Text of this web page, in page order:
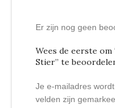
Er zijn nog geen
Wees de eerste om
Stier” te
Je e-mailadres
velden zijn